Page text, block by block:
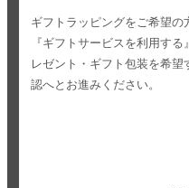
ギフトラッピングをご希望
『ギフトサービスを利用す
レゼント・ギフト包装を希
認へとお進みください。